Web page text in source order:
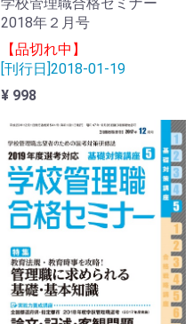
2018年２月号
【品切れ中】
[刊行日]2018-01-19
¥ 998